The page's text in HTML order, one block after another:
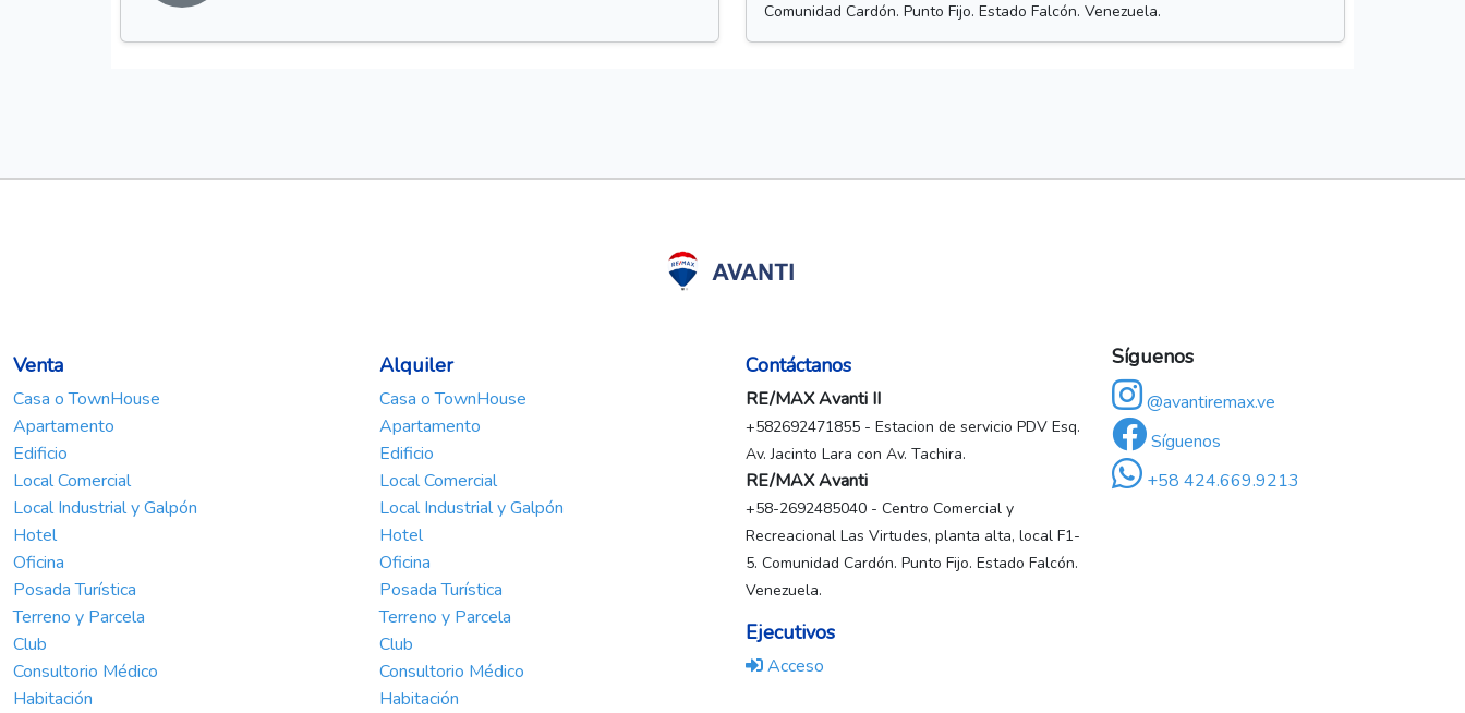
Comunidad Cardón. Punto Fijo. Estado Falcón. Venezuela.
Venta
Casa o TownHouse
Apartamento
Edificio
Local Comercial
Local Industrial y Galpón
Hotel
Oficina
Posada Turística
Terreno y Parcela
Club
Consultorio Médico
Habitación
Alquiler
Casa o TownHouse
Apartamento
Edificio
Local Comercial
Local Industrial y Galpón
Hotel
Oficina
Posada Turística
Terreno y Parcela
Club
Consultorio Médico
Habitación
Contáctanos
RE/MAX Avanti II
+582692471855 - Estacion de servicio PDV Esq.
Av. Jacinto Lara con Av. Tachira.
RE/MAX Avanti
+58-2692485040 - Centro Comercial y
Recreacional Las Virtudes, planta alta, local F1-
5. Comunidad Cardón. Punto Fijo. Estado Falcón.
Venezuela.
Ejecutivos
Acceso
Síguenos
@avantiremax.ve
Síguenos
+58 424.669.9213